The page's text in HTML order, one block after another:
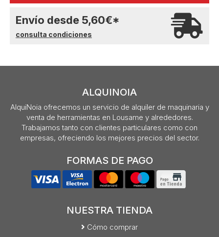
Envío desde 5,60€*
consulta condiciones
ALQUINOIA
AlquiNoia ofrecemos un servicio de alquiler de maquinaria y
venta de herramientas en Lousame y alrededores.
Trabajamos tanto con clientes particulares como con
empresas, ofreciendo los mejores precios del sector.
FORMAS DE PAGO
NUESTRA TIENDA
Cómo comprar